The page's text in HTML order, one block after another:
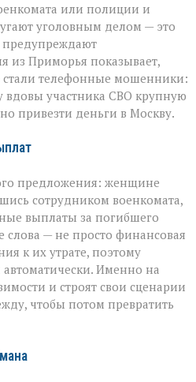
сыграли
на
самом
больном»:
вдова
военного
лишилась
миллионов
из‑за
или полиции и
уголовным делом — это
предупреждают
из Приморья показывает,
телефонные мошенники:
участника СВО крупную
привезти деньги в Москву.
предложения: женщине
сотрудником военкомата,
выплаты за погибшего
слова — не просто финансовая
к их утрате, поэтому
Именно на
и строят свои сценарии
чтобы потом превратить